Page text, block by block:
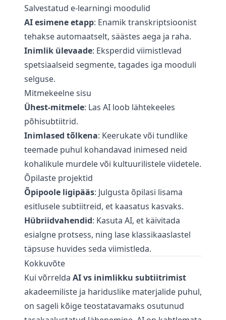
Salvestatud e-learningi moodulid
AI esimene etapp: Enamik transkriptsioonist
tehakse automaatselt, säästes aega ja raha.
Inimlik ülevaade: Eksperdid viimistlevad
spetsiaalseid segmente, tagades iga mooduli
selguse.
Mitmekeelne sisu
Ühest-mitmele: Las AI loob lähtekeeles
põhisubtiitrid.
Inimlased tõlkena: Keerukate või tundlike
teemade puhul kohandavad inimesed neid
kohalikule murdele või kultuurilistele viidetele.
Õpilaste projektid
Õpipoole ligipääs: Julgusta õpilasi lisama
esitlusele subtiitreid, et kaasatus kasvaks.
Hübriidvahendid: Kasuta AI, et käivitada
esialgne protsess, ning lase klassikaaslastel
täpsuse huvides seda viimistleda.
Kokkuvõte
Kui võrrelda AI vs inimlikku subtiitrimist
akadeemiliste ja hariduslike materjalide puhul,
on sageli kõige teostatavamaks osutunud